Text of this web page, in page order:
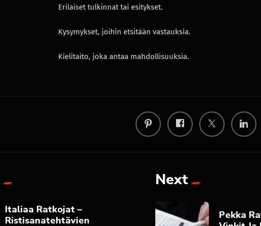
Erilaiset tulkinnat tai esitykset.
Kysymykset, joihin etsitään vastauksia.
Kielitaito, joka antaa mahdollisuuksia.
Italiaa Ratkojat –
Ristisanatehtävien
Next
Pekka